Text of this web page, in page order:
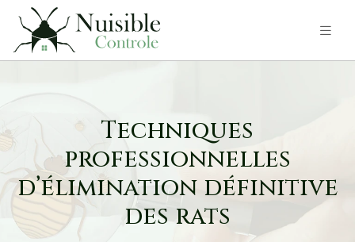
Techniques
professionnelles
d’élimination définitive
des rats